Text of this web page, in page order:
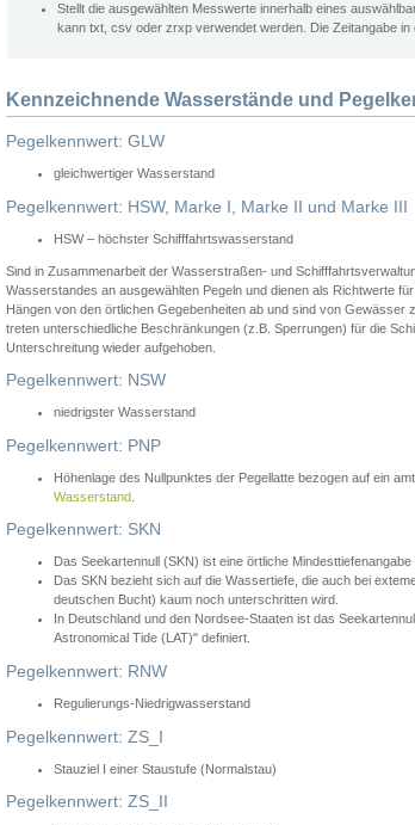
Stellt die ausgewählten Messwerte innerhalb eines
kann txt, csv oder zrxp verwendet werden. Die Zeitangabe in
Kennzeichnende Wasserstände und
Pegelkennwert: GLW
gleichwertiger Wasserstand
Pegelkennwert: HSW, Marke I, Marke II und Marke III
HSW – höchster Schifffahrtswasserstand
Sind in Zusammenarbeit der Wasserstraßen- und
Wasserstandes an ausgewählten Pegeln und dienen als Richtwerte
Hängen von den örtlichen Gegebenheiten ab und sind von
treten unterschiedliche Beschränkungen (z.B. Sperrungen) für die
Unterschreitung wieder aufgehoben.
Pegelkennwert: NSW
niedrigster Wasserstand
Pegelkennwert: PNP
Höhenlage des Nullpunktes der Pegellatte bezogen auf ein
Wasserstand
Pegelkennwert: SKN
Das Seekartennull (SKN) ist eine örtliche Mindesttiefenangabe
Das SKN bezieht sich auf die Wassertiefe, die auch bei
deutschen Bucht) kaum noch unterschritten wird.
In Deutschland und den Nordsee-Staaten ist das
Astronomical Tide (LAT)" definiert.
Pegelkennwert: RNW
Regulierungs-Niedrigwasserstand
Pegelkennwert: ZS_I
Stauziel I einer Staustufe (Normalstau)
Pegelkennwert: ZS_II